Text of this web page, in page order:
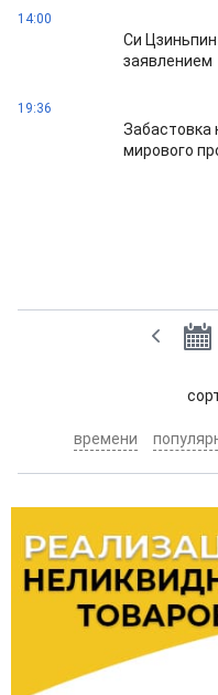
14:00
Си
заявлением
19:36
Забастовка
мирового
времени